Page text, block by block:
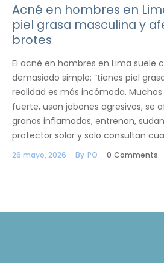
Acné en hombres en
piel grasa masculina y
brotes
El acné en hombres en Lima suele
demasiado simple: “tienes piel
realidad es más incómoda.
fuerte, usan jabones agresivos, se
granos inflamados, entrenan,
protector solar y solo consultan
26 mayo, 2026 By PO 0 Comments